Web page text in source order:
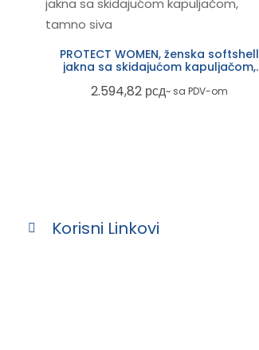
PROTECT WOMEN, ženska softshell
jakna sa skidajućom kapuljačom,
2.594,82 рсд~ sa PDV-om
Korisni Linkovi